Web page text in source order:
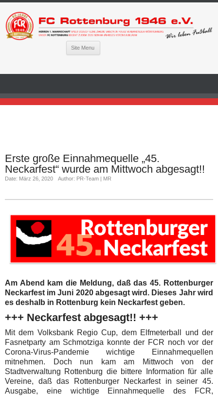
Site Menu
Erste große Einnahmequelle „45.
Neckarfest“ wurde am Mittwoch abgesagt!!
Date: März 26, 2020 Author: PR-Team | MR
Am Abend kam die Meldung, daß das 45. Rottenburger
Neckarfest im Juni 2020 abgesagt wird. Dieses Jahr wird
es deshalb in Rottenburg kein Neckarfest geben.
+++ Neckarfest abgesagt!! +++
Mit dem Volksbank Regio Cup, dem Elfmeterball und der
Fasnetparty am Schmotziga konnte der FCR noch vor der
Corona-Virus-Pandemie wichtige Einnahmequellen
mitnehmen. Doch nun kam am Mittwoch von der
Stadtverwaltung Rottenburg die bittere Information für alle
Vereine, daß das Rottenburger Neckarfest in seiner 45.
Ausgabe, eine wichtige Einnahmequelle des FCR,